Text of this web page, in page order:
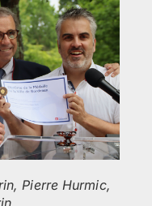
Pierre Hurmic,